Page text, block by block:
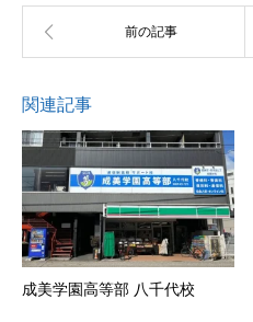
関連記事
成美学園高等部 八千代校